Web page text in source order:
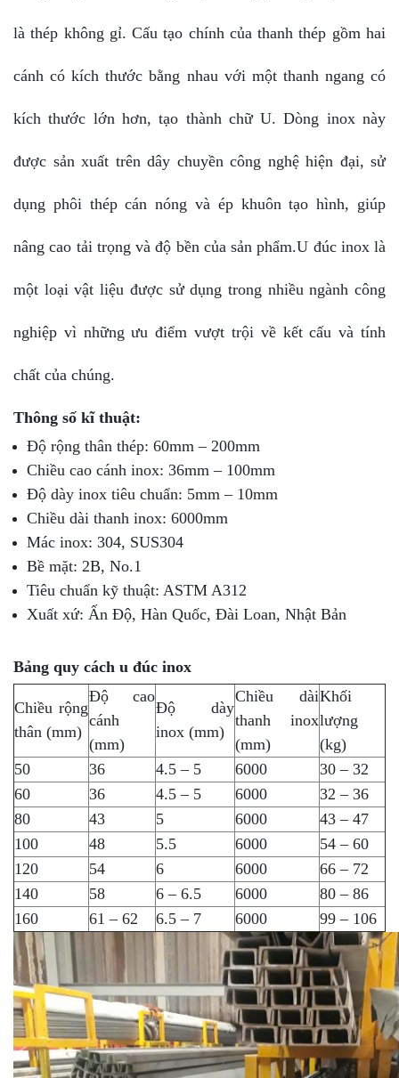
là thép không gỉ. Cấu tạo chính của thanh thép gồm hai
cánh có kích thước bằng nhau với một thanh ngang có
kích thước lớn hơn, tạo thành chữ U. Dòng inox này
được sản xuất trên dây chuyền công nghệ hiện đại, sử
dụng phôi thép cán nóng và ép khuôn tạo hình, giúp
nâng cao tải trọng và độ bền của sản phẩm.U đúc inox là
một loại vật liệu được sử dụng trong nhiều ngành công
nghiệp vì những ưu điểm vượt trội về kết cấu và tính
chất của chúng.
Thông số kĩ thuật:
Độ rộng thân thép: 60mm – 200mm
Chiều cao cánh inox: 36mm – 100mm
Độ dày inox tiêu chuẩn: 5mm – 10mm
Chiều dài thanh inox: 6000mm
Mác inox: 304, SUS304
Bề mặt: 2B, No.1
Tiêu chuẩn kỹ thuật: ASTM A312
Xuất xứ: Ấn Độ, Hàn Quốc, Đài Loan, Nhật Bản
Bảng quy cách u đúc inox
Chiều rộng
thân (mm)
Độ cao
cánh
(mm)
Độ dày
inox (mm)
Chiều dài
thanh inox
(mm)
Khối
lượng
(kg)
50
36 4.5 – 5 6000
30 – 32
60
36 4.5 – 5 6000
32 – 36
80
43 5 6000
43 – 47
100
48 5.5 6000
54 – 60
120
54 6 6000
66 – 72
140
58 6 – 6.5 6000
80 – 86
160
61 – 62 6.5 – 7 6000 99 – 106